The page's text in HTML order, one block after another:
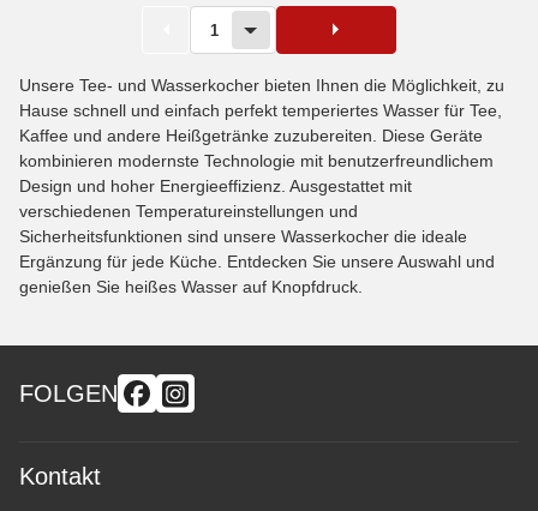
1
Unsere Tee- und Wasserkocher bieten Ihnen die Möglichkeit, zu
Hause schnell und einfach perfekt temperiertes Wasser für Tee,
Kaffee und andere Heißgetränke zuzubereiten. Diese Geräte
kombinieren modernste Technologie mit benutzerfreundlichem
Design und hoher Energieeffizienz. Ausgestattet mit
verschiedenen Temperatureinstellungen und
Sicherheitsfunktionen sind unsere Wasserkocher die ideale
Ergänzung für jede Küche. Entdecken Sie unsere Auswahl und
genießen Sie heißes Wasser auf Knopfdruck.
FOLGEN
Kontakt